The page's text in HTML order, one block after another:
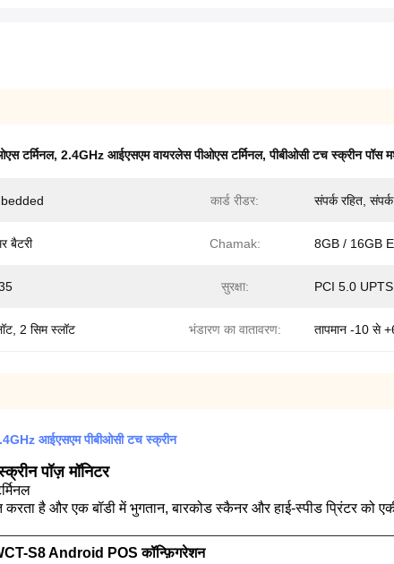
टर्मिनल, 2.4GHz आईएसएम वायरलेस पीओएस टर्मिनल,पीबीओसी टच स्क्रीन पॉस
कार्ड रीडर: संपर्क रहित,
बैटरी Chamak: 8GB / 16GB
सुरक्षा: PCI 5.0
2 सिम स्लॉट भंडारण का वातावरण: तापमान -10 से
आईएसएम पीबीओसी टच स्क्रीन
पॉज़ मॉनिटर
है और एक बॉडी में भुगतान, बारकोड स्कैनर और हाई-स्पीड प्रिंटर को
S8 Android POS कॉन्फ़िगरेशन